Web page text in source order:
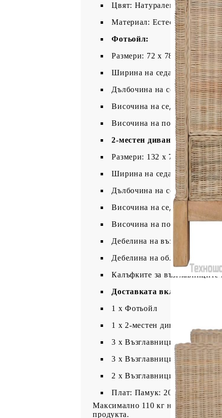
Цвят: Натурален +
Материал: Естествен ратан
Фотьойл:
Размери: 72 x 78 x 74 см (Ш
Ширина на седалката: 60 см
Дълбочина на седалката: 74
Височина на седалката от
Височина на подлакътника
2-местен диван:
Размери: 132 x 78 x 74 см
Ширина на седалката: 120 см
Дълбочина на седалката: 74
Височина на седалката от
Височина на подлакътника
Дебелина на възглавницата
Дебелина на облегалката: 8
Калъфките за възглавниците
Доставката включва:
1 х Фотьойл
1 х 2-местен диван
3 x Възглавници за седалката
3 x Възглавници за облягане
2 х Възглавници
Плат: Памук: 20%,
Максимално 110 кг на седалка.
продукта.